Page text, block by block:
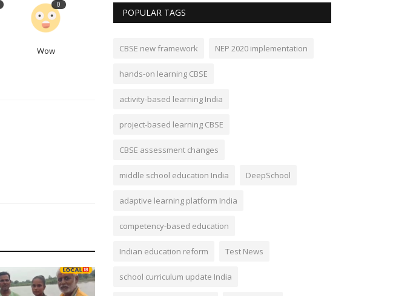
0
Wow
POPULAR TAGS
CBSE new framework NEP 2020 implementation
hands-on learning CBSE
activity-based learning India
project-based learning CBSE
CBSE assessment changes
middle school education India DeepSchool
adaptive learning platform India
competency-based education
Indian education reform Test News
school curriculum update India